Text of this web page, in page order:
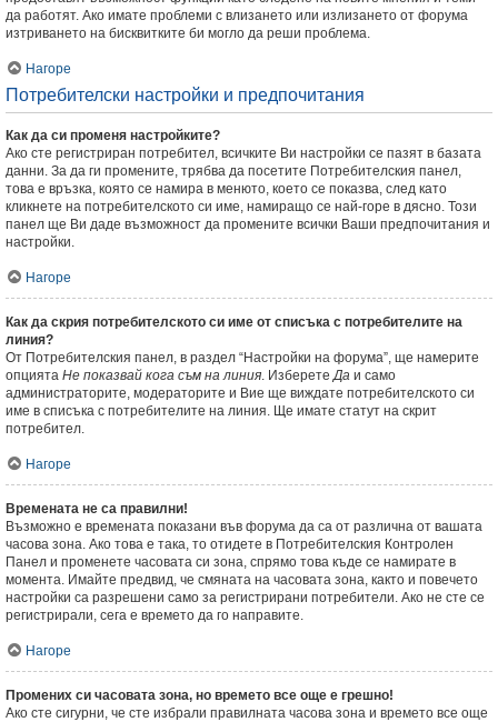
да работят. Ако имате проблеми с влизането или излизането от форума
изтриването на бисквитките би могло да реши проблема.
Нагоре
Потребителски настройки и предпочитания
Как да си променя настройките?
Ако сте регистриран потребител, всичките Ви настройки се пазят в базата
данни. За да ги промените, трябва да посетите Потребителския панел,
това е връзка, която се намира в менюто, което се показва, след като
кликнете на потребителското си име, намиращо се най-горе в дясно. Този
панел ще Ви даде възможност да промените всички Ваши предпочитания и
настройки.
Нагоре
Как да скрия потребителското си име от списъка с потребителите на
линия?
От Потребителския панел, в раздел “Настройки на форума”, ще намерите
опцията Не показвай кога съм на линия. ИзберетеДа и само
администраторите, модераторите и Вие ще виждате потребителското си
име в списъка с потребителите на линия. Ще имате статут на скрит
потребител.
Нагоре
Времената не са правилни!
Възможно е времената показани във форума да са от различна от вашата
часова зона. Ако това е така, то отидете в Потребителския Контролен
Панел и променете часовата си зона, спрямо това къде се намирате в
момента. Имайте предвид, че смяната на часовата зона, както и повечето
настройки са разрешени само за регистрирани потребители. Ако не сте се
регистрирали, сега е времето да го направите.
Нагоре
Промених си часовата зона, но времето все още е грешно!
Ако сте сигурни, че сте избрали правилната часова зона и времето все още